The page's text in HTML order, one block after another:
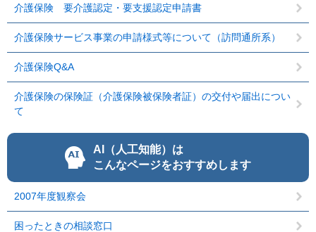
介護保険 要介護認定・要支援認定申請書
介護保険サービス事業の申請様式等について（訪問通所系）
介護保険Q&A
介護保険の保険証（介護保険被保険者証）の交付や届出につい
て
AI（人工知能）は
こんなページをおすすめします
2007年度観察会
困ったときの相談窓口